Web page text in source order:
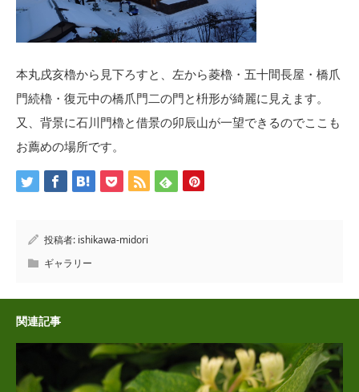
本丸戌亥櫓から見下ろすと、左から菱櫓・五十間長屋・橋爪
門続櫓・復元中の橋爪門二の門と枡形が綺麗に見えます。
又、背景に石川門櫓と借景の卯辰山が一望できるのでここも
お薦めの場所です。
投稿者: ishikawa-midori
ギャラリー
関連記事